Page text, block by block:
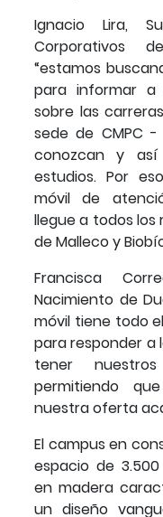
Ignacio Lira,
Corporativos
“estamos
para informar a
sobre las
sede de CMPC
conozcan y así
estudios. Por
móvil de
llegue a todos los
de Malleco y
Francisca
Nacimiento de
móvil tiene todo
para responder a
tener
permitiendo
nuestra oferta
El campus en
espacio de
en madera
un diseño